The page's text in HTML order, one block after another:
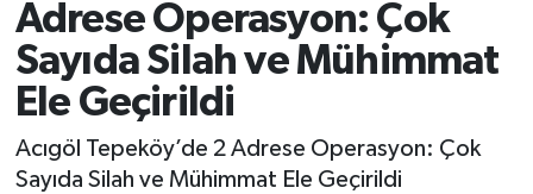
Adrese Operasyon: Çok
Sayıda Silah ve Mühimmat
Ele Geçirildi
Acıgöl Tepeköy’de 2 Adrese Operasyon: Çok
Sayıda Silah ve Mühimmat Ele Geçirildi